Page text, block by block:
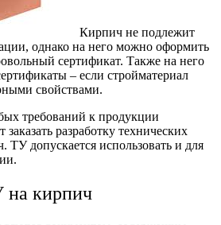
Кирпич не подлежит
однако на него можно оформить
сертификат. Также на него
– если стройматериал
свойствами.
требований к продукции
разработку технических
допускается использовать и для
на кирпич